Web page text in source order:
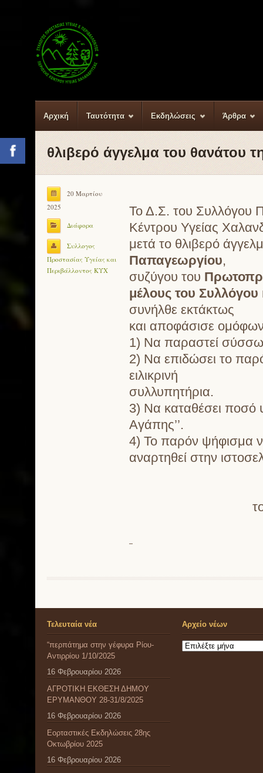
Αρχική Ταυτότητα Εκδηλώσεις Άρθρα
θλιβερό άγγελμα του θανάτου
20 Μαρτίου
2025
Διάφορα
Συλλογος
Προστασίας Υγείας και
Περιβάλλοντος ΚΥΧ
Το Δ.Σ. του Συλλόγου
Κέντρου Υγείας
μετά το θλιβερό
Παπαγεωργίου,
συζύγου του
μέλους του
συνήλθε εκτάκτως
και αποφάσισε
1) Να παραστεί
2) Να επιδώσει το
ειλικρινή
συλλυπητήρια.
3) Να καταθέσει ποσό
Αγάπης’’.
4) Το παρόν ψήφισμα
αναρτηθεί στην
του Συλλόγου
Τελευταία νέα
“περπάτημα στην γέφυρα Ρίου-
Αντιρρίου 1/10/2025
16 Φεβρουαρίου 2026
ΑΓΡΟΤΙΚΗ ΕΚΘΕΣΗ ΔΗΜΟΥ
ΕΡΥΜΑΝΘΟΥ 28-31/8/2025
16 Φεβρουαρίου 2026
Εορταστικές Εκδηλώσεις 28ης
Οκτωβρίου 2025
16 Φεβρουαρίου 2026
Αρχείο νέων
Αρχείο
Facebook